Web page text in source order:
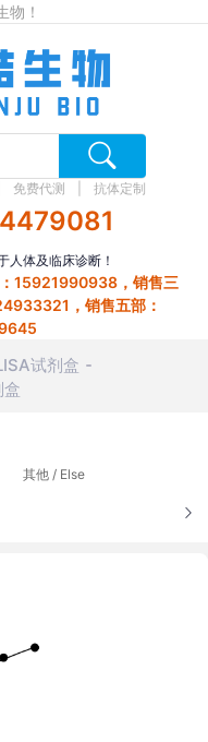
物！
免费代测 抗体定制
人体及临床诊断！
15921990938，销售三
，销售五部：
试剂盒
其他 / Else